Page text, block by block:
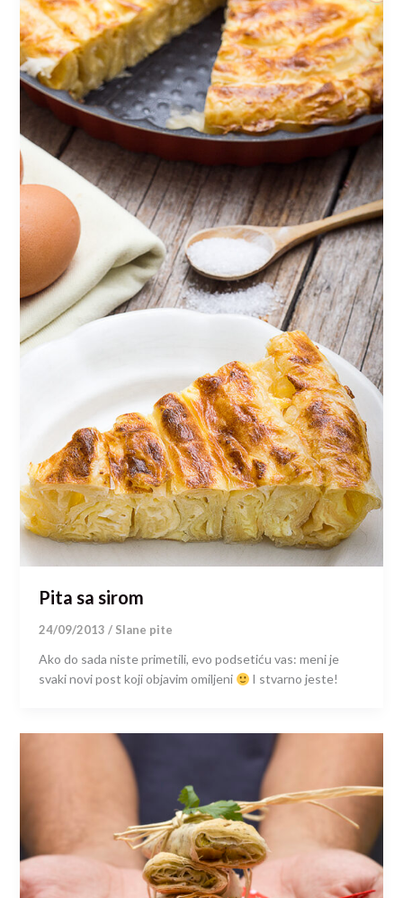
Pita sa sirom
24/09/2013 / Slane pite
Ako do sada niste primetili, evo podsetiću vas: meni je
svaki novi post koji objavim omiljeni
I stvarno jeste!
×